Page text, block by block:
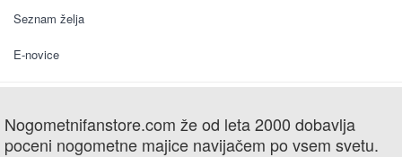
Seznam želja
E-novice
Nogometnifanstore.com že od leta 2000 dobavlja
poceni nogometne majice navijačem po vsem svetu.